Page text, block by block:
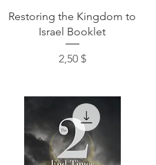
Быстрый просмотр
Restoring the Kingdom to
Israel Booklet
Цена
2,50 $